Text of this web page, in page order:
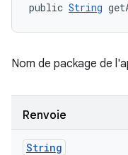
public String
Nom de package de
Renvoie
String